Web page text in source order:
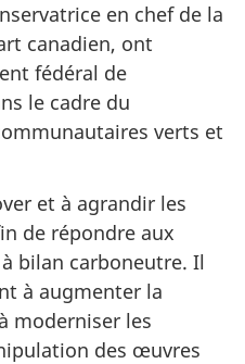
en chef de la
canadien, ont
fédéral de
le cadre du
verts et
et à agrandir les
de répondre aux
bilan carboneutre. Il
à augmenter la
moderniser les
des œuvres